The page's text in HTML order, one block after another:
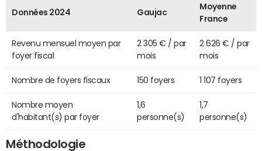
Données 2024 Gaujac
Moyenne
France
Revenu mensuel moyen par
foyer fiscal
2 305 € / par
mois
2 626 € / par
mois
Nombre de foyers fiscaux 150 foyers 1 107 foyers
Nombre moyen
d'habitant(s) par foyer
1,6
personne(s)
1,7
personne(s)
Méthodologie